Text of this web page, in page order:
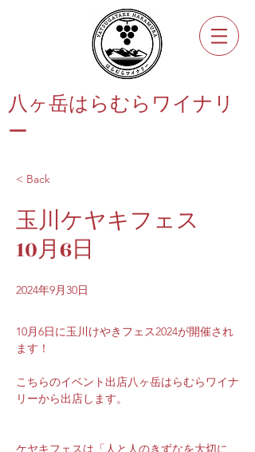
八ヶ岳はらむらワイナリ
ー
< Back
玉川ケヤキフェス
10月6日
2024年9月30日
10月6日に玉川けやきフェス2024が開催され
ます！
こちらのイベント出店八ヶ岳はらむらワイナ
リーから出店します。
ケヤキフェスは「人と人のきずなを大切に